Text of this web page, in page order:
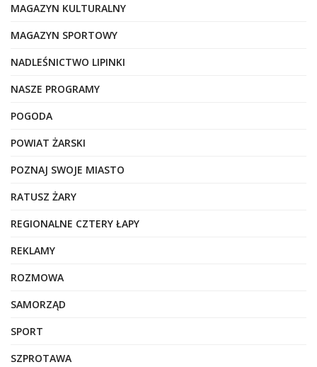
MAGAZYN KULTURALNY
MAGAZYN SPORTOWY
NADLEŚNICTWO LIPINKI
NASZE PROGRAMY
POGODA
POWIAT ŻARSKI
POZNAJ SWOJE MIASTO
RATUSZ ŻARY
REGIONALNE CZTERY ŁAPY
REKLAMY
ROZMOWA
SAMORZĄD
SPORT
SZPROTAWA